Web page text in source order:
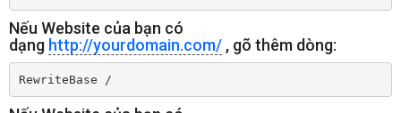
Nếu Website của bạn có
dạng http://yourdomain.com/ , gõ thêm dòng:
RewriteBase /